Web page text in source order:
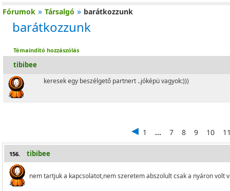
Fórumok » Társalgó » barátkozzunk
barátkozzunk
Témaindító hozzászólás
tibibee
keresek egy beszélgető partnert ..jóképü vagyok:)))
1 ... 7 8 9 10
156. tibibee
nem tartjuk a kapcsolatot,nem szeretem abszolult csak a nyáron volt